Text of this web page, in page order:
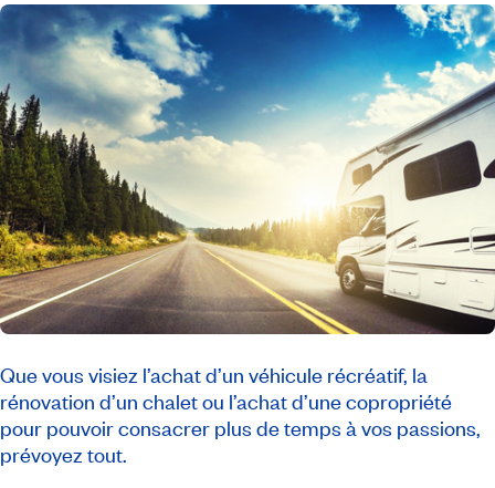
Que vous visiez l’achat d’un véhicule récréatif, la
rénovation d’un chalet ou l’achat d’une copropriété
pour pouvoir consacrer plus de temps à vos passions,
prévoyez tout.